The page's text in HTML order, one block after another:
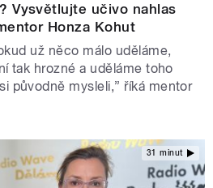
Vysvětlujte učivo nahlas
Honza Kohut
už něco málo uděláme,
tak hrozné a uděláme toho
původně mysleli,” říká mentor
31 minut